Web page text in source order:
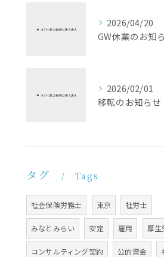
2026/04/20
GW休業のお知
2026/02/01
移転のお知らせ
タグ Tags
社会保険労務士 東京 社労士
みなとみらい 安定 雇用 厚生
コンサルティング契約 公的資金